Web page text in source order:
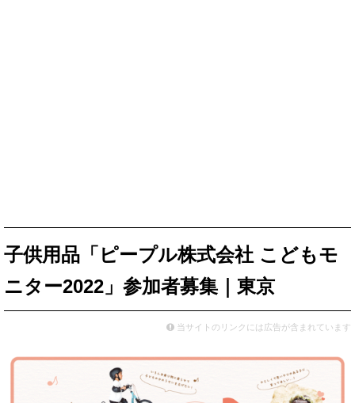
子供用品「ピープル株式会社 こどもモ
ニター2022」参加者募集｜東京
当サイトのリンクには広告が含まれています